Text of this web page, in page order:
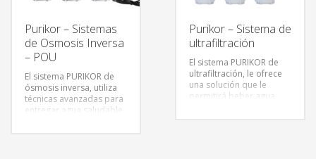
Purikor – Sistemas
de Osmosis Inversa
– POU
El sistema PURIKOR de
ósmosis inversa, utiliza
técnicas avanzadas para
entregar agua saludable
Purikor – Sistema de
ultrafiltración
El sistema PURIKOR de
ultrafiltración, le ofrece
una solución que le
permitirá beber agua